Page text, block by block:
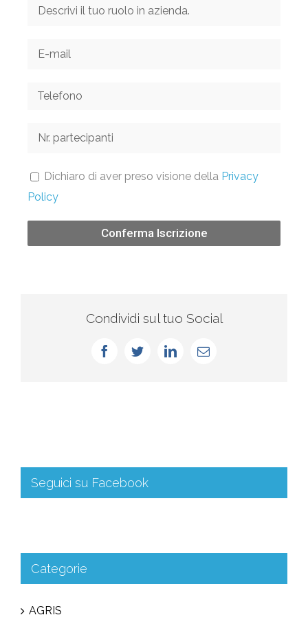
Dichiaro di aver preso visione della Privacy
Policy
Conferma Iscrizione
Condividi sul tuo Social
Seguici su Facebook
Categorie
AGRIS